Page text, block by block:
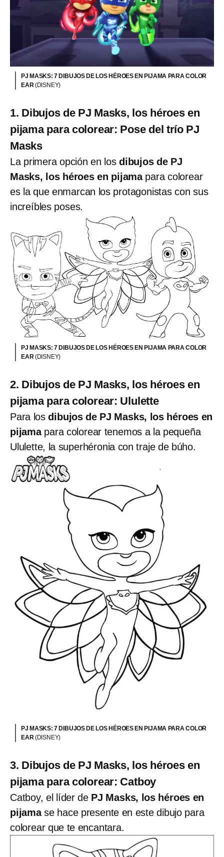
PJ MASKS: 7 DIBUJOS DE LOS HÉROES EN PIJAMA PARA COLOR
EAR(DISNEY)
1. Dibujos de PJ Masks, los héroes en
pijama para colorear: Pose del trío PJ
Masks
La primera opción en los dibujos de PJ
Masks, los héroes en pijama para colorear
es la que enmarcan los protagonistas con sus
increíbles poses.
PJ MASKS: 7 DIBUJOS DE LOS HÉROES EN PIJAMA PARA COLOR
EAR(DISNEY)
2. Dibujos de PJ Masks, los héroes en
pijama para colorear: Ululette
Para losdibujos de PJ Masks, los héroes en
pijama para colorear tenemos a la pequeña
Ululette, la superhéronia con traje de búho.
PJ MASKS: 7 DIBUJOS DE LOS HÉROES EN PIJAMA PARA COLOR
EAR(DISNEY)
3. Dibujos de PJ Masks, los héroes en
pijama para colorear: Catboy
Catboy, el líder de PJ Masks, los héroes en
pijamase hace presente en este dibujo para
colorear que te encantara.